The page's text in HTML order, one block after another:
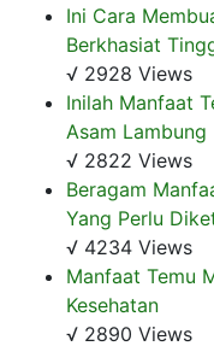
Ini Cara
Berkhasiat
√ 2928 Views
Inilah Manfaat
Asam Lambung
√ 2822 Views
Beragam
Yang Perlu
√ 4234 Views
Manfaat Temu
Kesehatan
√ 2890 Views